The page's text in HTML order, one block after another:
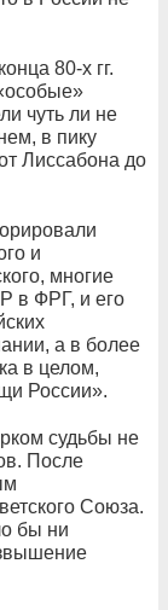
80-х гг.
чуть ли не
в пику
Лиссабона до
и
многие
в ФРГ, и его
а в более
в целом,
России».
судьбы не
После
Союза.
бы ни